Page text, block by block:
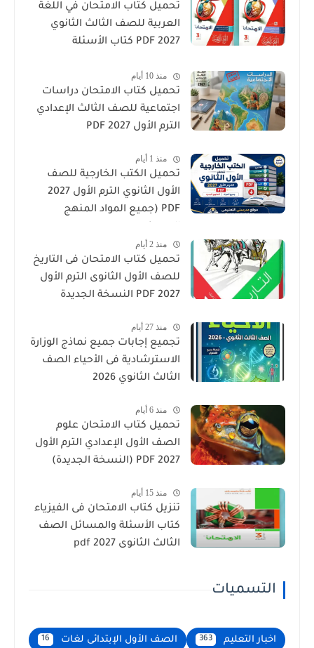
تحميل كتاب الامتحان في اللغة
العربية للصف الثالث الثانوي
2027 PDF كتاب الأسئلة
منذ 10 أيام
تحميل كتاب الامتحان دراسات
اجتماعية للصف الثالث الإعدادي
الترم الأول 2027 PDF
منذ 1 أيام
تحميل الكتب الخارجية للصف
الأول الثانوي الترم الأول 2027
PDF (جميع المواد المنهج
منذ 2 أيام
تحميل كتاب الامتحان فى التاريخ
للصف الأول الثانوى الترم الأول
2027 PDF النسخة الجديدة
منذ 27 أيام
تجميع إجابات جميع نماذج الوزارة
الاسترشادية فى الأحياء الصف
الثالث الثانوي 2026
منذ 6 أيام
تحميل كتاب الامتحان علوم
الصف الأول الإعدادي الترم الأول
2027 PDF (النسخة الجديدة)
منذ 15 أيام
تنزيل كتاب الامتحان فى الفيزياء
كتاب الأسئلة والمسائل الصف
الثالث الثانوى 2027 pdf
التسميات
اخبار التعليم 363 الصف الأول الإبتدائى لغات 16